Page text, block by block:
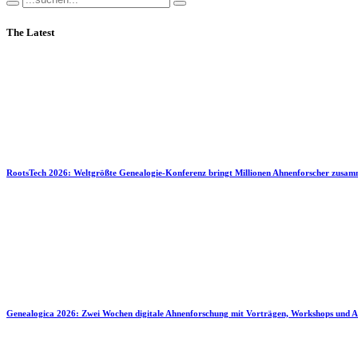
The Latest
RootsTech 2026: Weltgrößte Genealogie-Konferenz bringt Millionen Ahnenforscher
Genealogica 2026: Zwei Wochen digitale Ahnenforschung mit Vorträgen, Workshops und